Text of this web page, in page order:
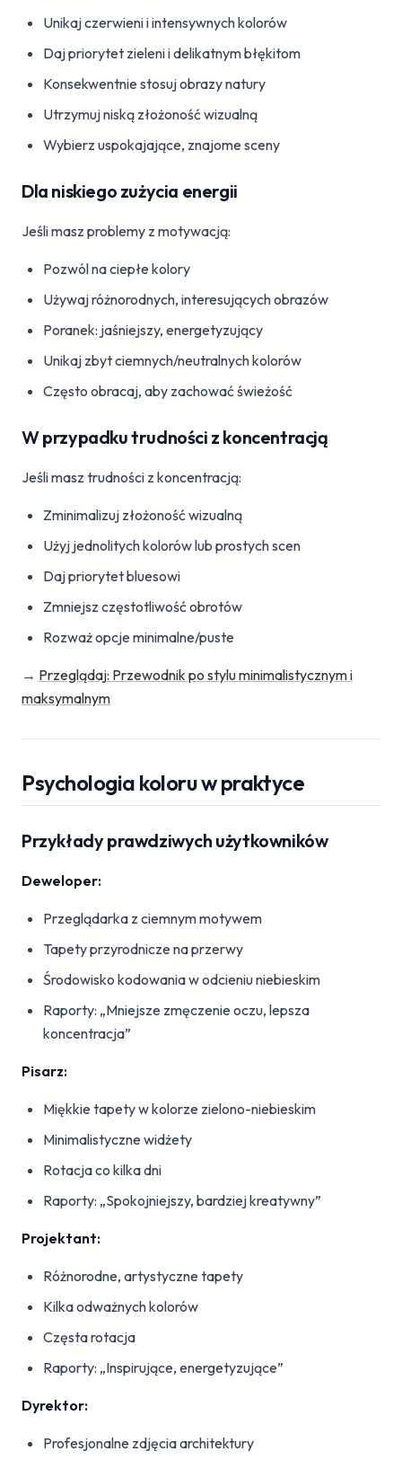
Unikaj czerwieni i intensywnych kolorów
Daj priorytet zieleni i delikatnym błękitom
Konsekwentnie stosuj obrazy natury
Utrzymuj niską złożoność wizualną
Wybierz uspokajające, znajome sceny
Dla niskiego zużycia energii
Jeśli masz problemy z motywacją:
Pozwól na ciepłe kolory
Używaj różnorodnych, interesujących obrazów
Poranek: jaśniejszy, energetyzujący
Unikaj zbyt ciemnych/neutralnych kolorów
Często obracaj, aby zachować świeżość
W przypadku trudności z koncentracją
Jeśli masz trudności z koncentracją:
Zminimalizuj złożoność wizualną
Użyj jednolitych kolorów lub prostych scen
Daj priorytet bluesowi
Zmniejsz częstotliwość obrotów
Rozważ opcje minimalne/puste
→ Przeglądaj: Przewodnik po stylu minimalistycznym i
maksymalnym
Psychologia koloru w praktyce
Przykłady prawdziwych użytkowników
Deweloper:
Przeglądarka z ciemnym motywem
Tapety przyrodnicze na przerwy
Środowisko kodowania w odcieniu niebieskim
Raporty: „Mniejsze zmęczenie oczu, lepsza
koncentracja”
Pisarz:
Miękkie tapety w kolorze zielono-niebieskim
Minimalistyczne widżety
Rotacja co kilka dni
Raporty: „Spokojniejszy, bardziej kreatywny”
Projektant:
Różnorodne, artystyczne tapety
Kilka odważnych kolorów
Częsta rotacja
Raporty: „Inspirujące, energetyzujące”
Dyrektor:
Profesjonalne zdjęcia architektury